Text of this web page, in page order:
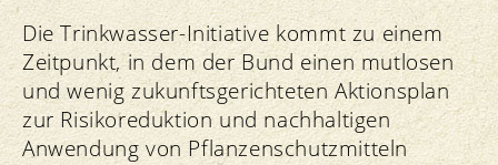
Die Trinkwasser-Initiative kommt zu einem
Zeitpunkt, in dem der Bund einen mutlosen
und wenig zukunftsgerichteten Aktionsplan
zur Risikoreduktion und nachhaltigen
Anwendung von Pflanzenschutzmitteln